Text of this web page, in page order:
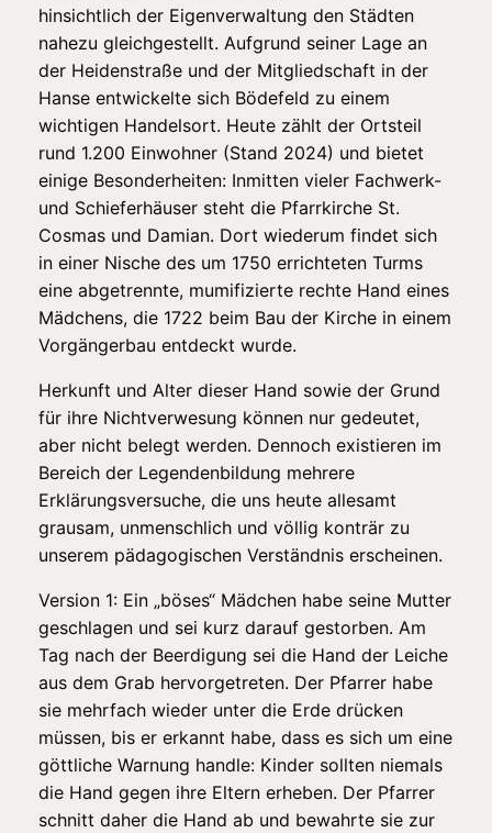
hinsichtlich der Eigenverwaltung den Städten
nahezu gleichgestellt. Aufgrund seiner Lage an
der Heidenstraße und der Mitgliedschaft in der
Hanse entwickelte sich Bödefeld zu einem
wichtigen Handelsort. Heute zählt der Ortsteil
rund 1.200 Einwohner (Stand 2024) und bietet
einige Besonderheiten: Inmitten vieler Fachwerk-
und Schieferhäuser steht die Pfarrkirche St.
Cosmas und Damian. Dort wiederum findet sich
in einer Nische des um 1750 errichteten Turms
eine abgetrennte, mumifizierte rechte Hand eines
Mädchens, die 1722 beim Bau der Kirche in einem
Vorgängerbau entdeckt wurde.
Herkunft und Alter dieser Hand sowie der Grund
für ihre Nichtverwesung können nur gedeutet,
aber nicht belegt werden. Dennoch existieren im
Bereich der Legendenbildung mehrere
Erklärungsversuche, die uns heute allesamt
grausam, unmenschlich und völlig konträr zu
unserem pädagogischen Verständnis erscheinen.
Version 1: Ein „böses“ Mädchen habe seine Mutter
geschlagen und sei kurz darauf gestorben. Am
Tag nach der Beerdigung sei die Hand der Leiche
aus dem Grab hervorgetreten. Der Pfarrer habe
sie mehrfach wieder unter die Erde drücken
müssen, bis er erkannt habe, dass es sich um eine
göttliche Warnung handle: Kinder sollten niemals
die Hand gegen ihre Eltern erheben. Der Pfarrer
schnitt daher die Hand ab und bewahrte sie zur